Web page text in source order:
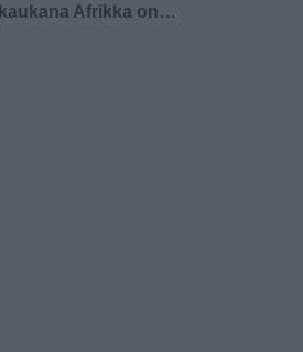
kaukana Afrikka on…